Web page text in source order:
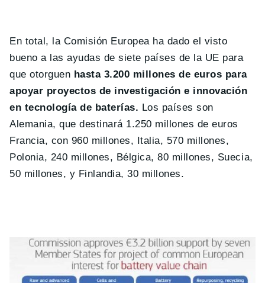
En total, la Comisión Europea ha dado el visto
bueno a las ayudas de siete países de la UE para
que otorguen hasta 3.200 millones de euros para
apoyar proyectos de investigación e innovación
en tecnología de baterías. Los países son
Alemania, que destinará 1.250 millones de euros
Francia, con 960 millones, Italia, 570 millones,
Polonia, 240 millones, Bélgica, 80 millones, Suecia,
50 millones, y Finlandia, 30 millones.